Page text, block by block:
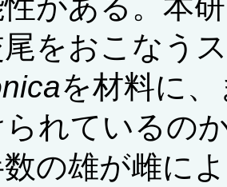
がある。本
尾をおこなう
を材料に
れているの
の雄が雌に